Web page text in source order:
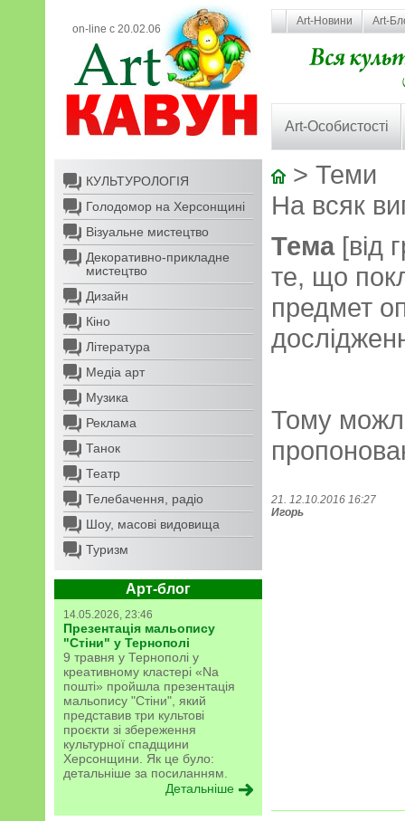
on-line с 20.02.06
Art-Новини Art-
Art-Особистості
КУЛЬТУРОЛОГІЯ
Голодомор на Херсонщині
Візуальне мистецтво
Декоративно-прикладне
мистецтво
Дизайн
Кіно
Література
Медіа арт
Музика
Реклама
Танок
Театр
Телебачення, радіо
Шоу, масові видовища
Туризм
Арт-блог
14.05.2026, 23:46
Презентація мальопису
"Стіни" у Тернополі
9 травня у Тернополі у
креативному кластері «Na
пошті» пройшла презентація
мальопису "Стіни", який
представив три культові
проєкти зі збереження
культурної спадщини
Херсонщини. Як це було:
детальніше за посиланням.
Детальніше
> Теми
На всяк
Тема [від
те, що
предмет
Тому
21. 12.10.2016 16:27
Игорь